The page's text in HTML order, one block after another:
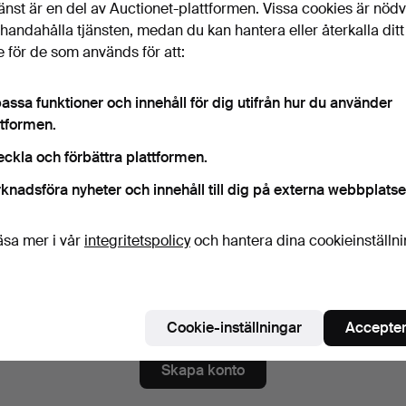
Visa lösenord i
på nyhetsbrev från Stockholms Auktionsverk Fine
auktionskataloger, inbjudningar till evenemang och nyheter. Om du
enkelt avsluta prenumerationen.
experttips, utvalda föremål och inspiration. Om du ångrar dig kan du
.
Skapa konto
är en del av Auctionet-plattformen. Vissa cookies är
tjänsten, medan du kan hantera eller återkalla ditt
för de som används för att:
funktioner och innehåll för dig utifrån hur du använder
och förbättra plattformen.
nyheter och innehåll till dig på externa
mer i vår integritetspolicyoch hantera dina
Cookie-inställningar